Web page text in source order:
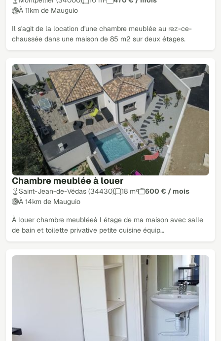
À 11km de Mauguio
Il s'agit de la location d'une chambre meublée au rez-ce-
chaussée dans une maison de 85 m2 sur deux étages.
Chambre meublée à louer
Saint-Jean-de-Védas (34430) 18 m²
600 € / mois
À 14km de Mauguio
À louer chambre meubléeà l étage de ma maison avec salle
de bain et toilette privative petite cuisine équip…